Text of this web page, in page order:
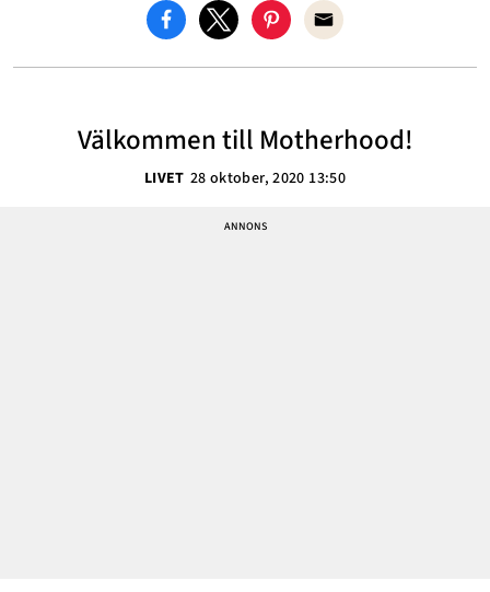
Välkommen till Motherhood!
LIVET 28 oktober, 2020 13:50